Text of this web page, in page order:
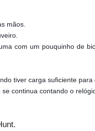
mãos.
com um pouquinho de
tiver carga suficiente para
continua contando o